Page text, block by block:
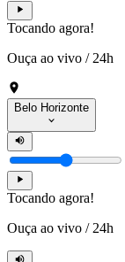
Tocando agora!
Ouça ao vivo / 24h
Belo Horizonte
Tocando agora!
Ouça ao vivo / 24h